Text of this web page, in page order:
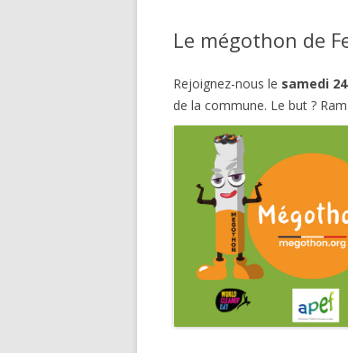
Le mégothon de
Rejoignez-nous le samedi
de la commune. Le but ?